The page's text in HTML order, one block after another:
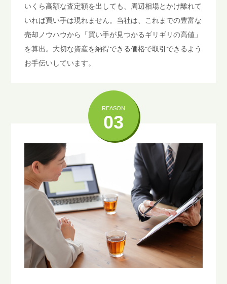
いくら高額な査定額を出しても、周辺相場とかけ離れて
いれば買い手は現れません。当社は、これまでの豊富な
売却ノウハウから「買い手が見つかるギリギリの高値」
を算出。大切な資産を納得できる価格で取引できるよう
お手伝いしています。
REASON
03